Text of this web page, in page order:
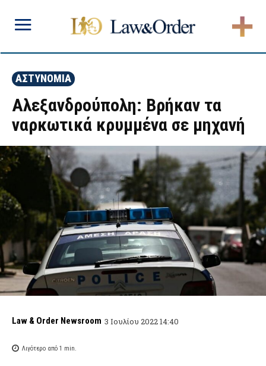
ΑΣΤΥΝΟΜΙΑ
Αλεξανδρούπολη: Βρήκαν τα
ναρκωτικά κρυμμένα σε μηχανή
Law & Order Newsroom 3 Ιουλίου 2022 14:40
Λιγότερο από 1 min.